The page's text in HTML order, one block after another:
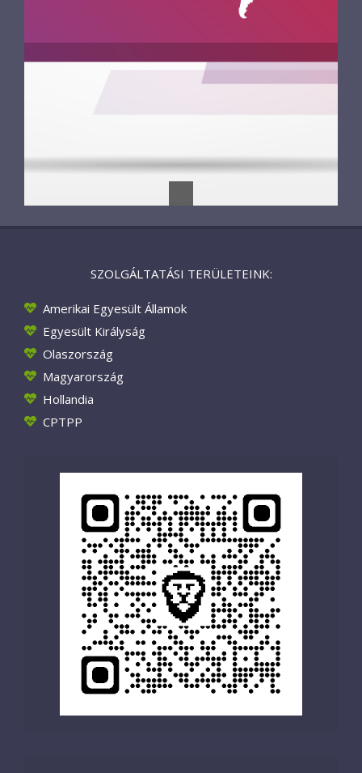
SZOLGÁLTATÁSI TERÜLETEINK:
Amerikai Egyesült Államok
Egyesült Királyság
Olaszország
Magyarország
Hollandia
CPTPP